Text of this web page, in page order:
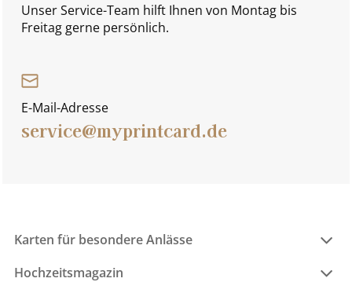
Unser Service-Team hilft Ihnen von Montag bis
Freitag gerne persönlich.
E-Mail-Adresse
service@myprintcard.de
Karten für besondere Anlässe
Hochzeitsmagazin